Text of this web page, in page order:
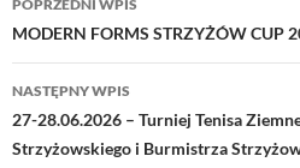
wpisu
POPRZEDNI WPIS
MODERN FORMS STRZYŻÓW CUP
NASTĘPNY WPIS
27-28.06.2026 – Turniej Tenisa
Strzyżowskiego i Burmistrza